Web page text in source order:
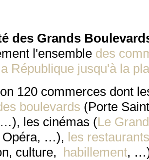
des Grands
l'ensemble des
République jusqu'à la
120 commerces dont
boulevards (Porte
les cinémas (Le
Opéra, …), les restaurants
culture, habillement,